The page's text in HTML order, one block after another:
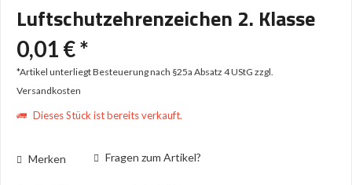
Luftschutzehrenzeichen 2. Klasse
0,01 € *
*Artikel unterliegt Besteuerung nach §25a Absatz 4 UStG zzgl.
Versandkosten
Dieses Stück ist bereits verkauft.
Merken Fragen zum Artikel?